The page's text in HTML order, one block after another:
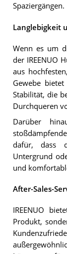
Spaziergängen.
Langlebigkeit
Wenn es um
der IREENUO
aus
Gewebe
Stabilität, die
Durchqueren
Darüber
dafür, dass
Untergrund
und
After-Sales-
IREENUO
Produkt,